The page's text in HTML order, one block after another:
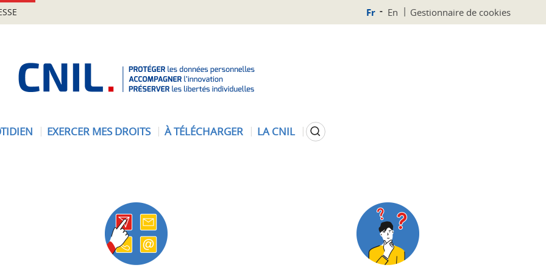
Fr En Gestionnaire de cookies
EXERCER MES DROITS À TÉLÉCHARGER LA CNIL Rechercher